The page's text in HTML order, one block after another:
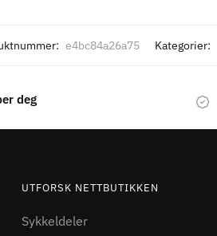
e4bc84a26a75 Kategorier:
deg
UTFORSK NETTBUTIKKEN
Sykkeldeler